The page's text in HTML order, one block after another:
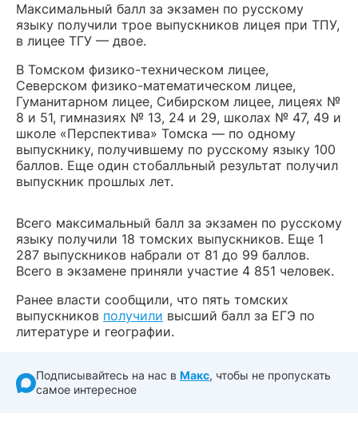
Максимальный балл за экзамен по русскому
языку получили трое выпускников лицея при ТПУ,
в лицее ТГУ — двое.
В Томском физико-техническом лицее,
Северском физико-математическом лицее,
Гуманитарном лицее, Сибирском лицее, лицеях №
8 и 51, гимназиях № 13, 24 и 29, школах № 47, 49 и
школе «Перспектива» Томска — по одному
выпускнику, получившему по русскому языку 100
баллов. Еще один стобалльный результат получил
выпускник прошлых лет.
Всего максимальный балл за экзамен по русскому
языку получили 18 томских выпускников. Еще 1
287 выпускников набрали от 81 до 99 баллов.
Всего в экзамене приняли участие 4 851 человек.
Ранее власти сообщили, что пять томских
выпускников получили высший балл за ЕГЭ по
литературе и географии.
Подписывайтесь на нас в Макс, чтобы не пропускать
самое интересное